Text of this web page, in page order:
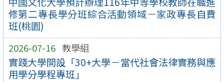
修第二專長學分班綜合活動領域－家政專長自費
班(桃園)
2026-07-16 教學組
實踐大學開設「30+大學－當代社會法律實務與應
用學分學程專班」